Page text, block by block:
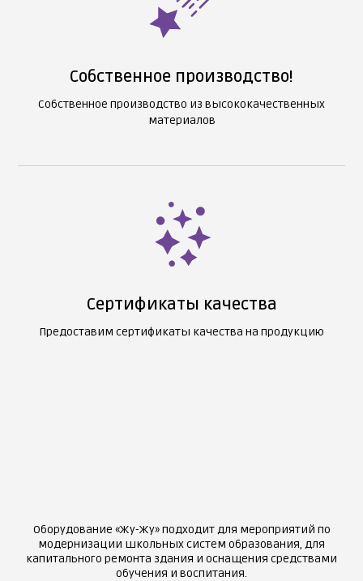
Собственное производство!
Собственное производство из высококачественных
материалов
Сертификаты качества
Предоставим сертификаты качества на продукцию
Оборудование «Жу-Жу» подходит для мероприятий по
модернизации школьных систем образования, для
капитального ремонта здания и оснащения средствами
обучения и воспитания.